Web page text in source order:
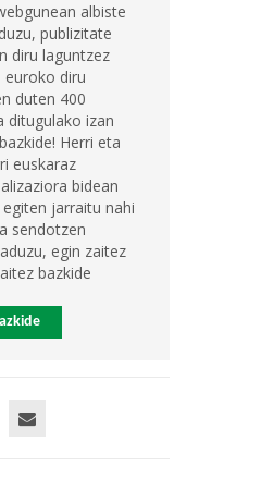
albiste
publizitate
diru laguntzez
euroko diru
duten 400
ditugulako izan
Herri eta
euskaraz
bidean
jarraitu nahi
sendotzen
egin zaitez
bazkide